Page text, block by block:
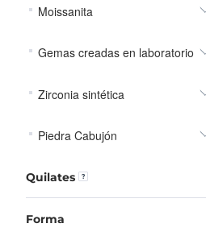
Moissanita
Gemas creadas en laboratorio
Zirconia sintética
Piedra Cabujón
Quilates
Forma